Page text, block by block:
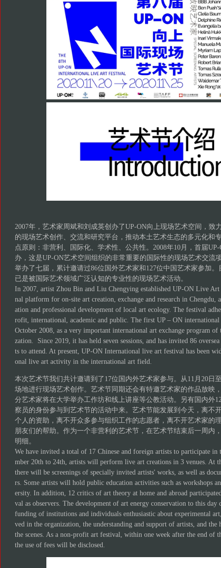
2007年，艺术家周斌和刘成英创办了UP-ON向上现场艺术空间，致
的现场艺术创作、交流和研究平台，推动本土艺术生态的多元化和
点原则：非营利、国际化、学术性、公共性。2008年10月，首届
办，这是UP-ON艺术空间组织的非常重要的国际性的现场艺术交流
举办了七届，累计邀请过86位国外艺术家和127位中国艺术家参加
已是被国际艺术领域广泛认知的专业性的现场艺术活动。
In 2007, artist Zhou Bin and Liu Chengying established UP-ON Live
nal platform for on-site art creation, exchange and research in Chengdu,
ation and professional development of local art ecology. The festival
rofit, international, academic and public. The first UP – ON
October 2008, as a very important international art exchange program of
zation. Since 2019, it has held seven sessions, and has invited 86
ts to attend. At present, UP-ON International live art festival has been
onal live art activity in the international art field.
本次艺术节我们共计邀请到了17位国内外艺术家参与。从11月20日
场地进行现场艺术创作。艺术节同期还会有特邀艺术家的作品放映
分艺术家将在大学举办工作坊和线上讲座等公教活动。另有国内外
察员的身份参与到艺术节的活动中来。艺术节能发展到今天，离不
个人的资助，离不开众多参与组织工作的志愿者，离不开艺术家的
朋友们的帮助。作为一个非营利的艺术节，在艺术节结束后一周内
明细。
We have invited a total of 17 Chinese and foreign artists to participate
mber 20th to 24th, artists will perform live art creations in 3 venues. At
there will be screenings of specially invited artists' works, as well as
rs. Some artists will hold public education activities such as workshops
ersity. In addition, 12 critics of art theory at home and abroad
val as observers. The development of art energy conservation to this day
funding of institutions and individuals enthusiastic about experimental
ved in the organization, the understanding and support of artists, and
the scenes. As a non-profit art festival, within one week after the end of
the use of fees will be disclosed.